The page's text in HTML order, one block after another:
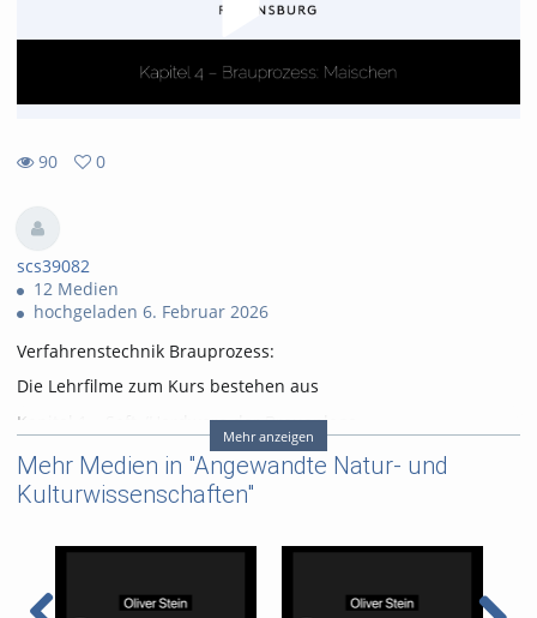
90
views
0
favorites
scs39082
12 Medien
hochgeladen 6. Februar 2026
Verfahrenstechnik Brauprozess:
Die Lehrfilme zum Kurs bestehen aus
Kapitel 1 – Soft-/Hardware der Brauanlage
Kapitel 2.1 – Grundlagen des Brauprozesses (Geschichte,
Rohstoffe und Theorie)
Rohstoffe und Theorie)
Mehr anzeigen
Mehr Medien in "Angewandte Natur- und
Kulturwissenschaften"